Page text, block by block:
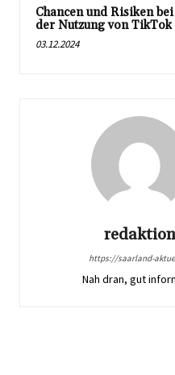
Chancen und Risiken bei
der Nutzung von TikTok
03.12.2024
redaktion
https://saarland-
Nah dran, gut